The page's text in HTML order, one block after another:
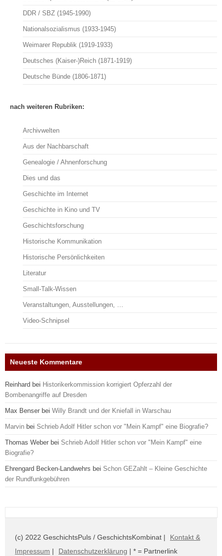
DDR / SBZ (1945-1990)
Nationalsozialismus (1933-1945)
Weimarer Republik (1919-1933)
Deutsches (Kaiser-)Reich (1871-1919)
Deutsche Bünde (1806-1871)
nach weiteren Rubriken:
Archivwelten
Aus der Nachbarschaft
Genealogie / Ahnenforschung
Dies und das
Geschichte im Internet
Geschichte in Kino und TV
Geschichtsforschung
Historische Kommunikation
Historische Persönlichkeiten
Literatur
Small-Talk-Wissen
Veranstaltungen, Ausstellungen, …
Video-Schnipsel
Neueste Kommentare
Reinhard bei Historikerkommission korrigiert Opferzahl der
Bombenangriffe auf Dresden
Max Benser bei Willy Brandt und der Kniefall in Warschau
Marvin bei Schrieb Adolf Hitler schon vor "Mein Kampf" eine Biografie?
Thomas Weber bei Schrieb Adolf Hitler schon vor "Mein Kampf" eine
Biografie?
Ehrengard Becken-Landwehrs bei Schon GEZahlt – Kleine Geschichte
der Rundfunkgebühren
(c) 2022 GeschichtsPuls / GeschichtsKombinat |
Kontakt &
Impressum | Datenschutzerklärung | * = Partnerlink